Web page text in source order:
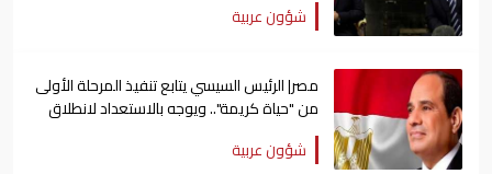
شؤون عربية
مصر| الرئيس السيسي يتابع تنفيذ المرحلة الأولى
من "حياة كريمة".. ويوجه بالاستعداد لانطلاق
الثانية
شؤون عربية